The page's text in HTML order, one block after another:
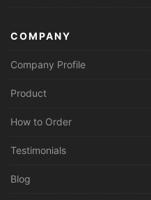
COMPANY
Company Profile
Product
How to Order
Testimonials
Blog